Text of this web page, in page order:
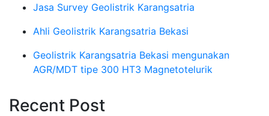
Jasa Survey Geolistrik Karangsatria
Ahli Geolistrik Karangsatria Bekasi
Geolistrik Karangsatria Bekasi mengunakan
AGR/MDT tipe 300 HT3 Magnetotelurik
Recent Post